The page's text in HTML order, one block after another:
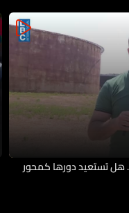
هل تستعيد دورها كمحور